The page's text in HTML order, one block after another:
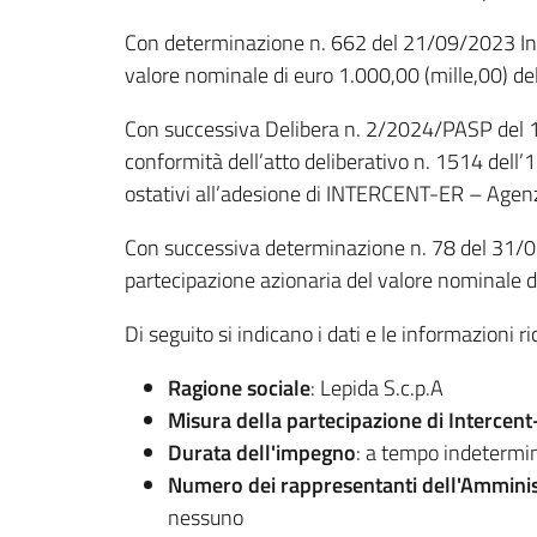
Con determinazione n. 662 del 21/09/2023
valore nominale di euro 1.000,00 (mille,00)
Con successiva Delibera n. 2/2024/PASP
conformità dell’atto deliberativo n. 1514
ostativi all’adesione di INTERCENT-ER –
Con successiva determinazione n. 78 del
partecipazione azionaria del valore
Di seguito si indicano i dati e le informazioni
Ragione sociale: Lepida S.c.p.A
Misura della partecipazione di
Durata dell'impegno: a tempo
Numero dei rappresentanti
nessuno